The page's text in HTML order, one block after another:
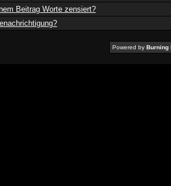
Beitrag Worte zensiert?
Powered by Burning